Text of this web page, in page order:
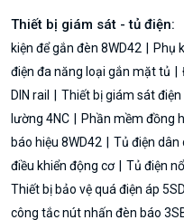
Thiết bị giám sát - tủ điện:
kiện để gắn đèn 8WD42
Phụ
điện đa năng loại gắn mặt tủ
DIN rail
Thiết bị giám sát
lường 4NC
Phần mềm đồng
báo hiệu 8WD42
Tủ điện dân
điều khiển động cơ
Tủ điện
Thiết bị bảo vệ quá điện áp
công tắc nút nhấn đèn báo